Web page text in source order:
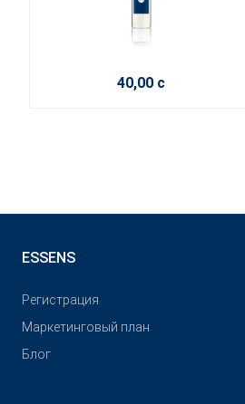
40,00 с
ESSENS
Pегистрация
Маркетинговый план
Блог